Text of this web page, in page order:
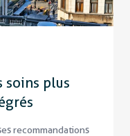
soins plus
recommandations